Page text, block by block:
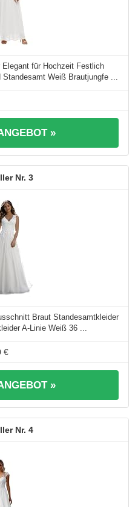
Elegant für Hochzeit Festlich
Weiß Brautjungfe ...
»
3
Braut Standesamtkleider
A-Linie Weiß 36 ...
€
»
4